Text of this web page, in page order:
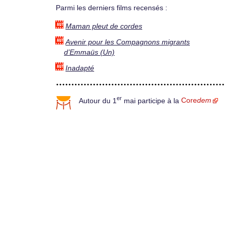
Parmi les derniers films recensés :
Maman pleut de cordes
Avenir pour les Compagnons migrants
d’Emmaüs (Un)
Inadapté
Autour du 1 er mai participe à la Coredem